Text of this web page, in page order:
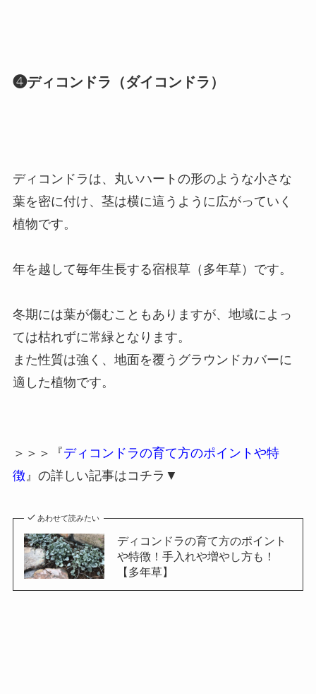
❹ディコンドラ（ダイコンドラ）
ディコンドラは、丸いハートの形のような小さな
葉を密に付け、茎は横に這うように広がっていく
植物です。
年を越して毎年生長する宿根草（多年草）です。
冬期には葉が傷むこともありますが、地域によっ
ては枯れずに常緑となります。
また性質は強く、地面を覆うグラウンドカバーに
適した植物です。
＞＞＞『ディコンドラの育て方のポイントや特
徴 』の詳しい記事はコチラ▼
あわせて読みたい
ディコンドラの育て方のポイント
や特徴！手入れや増やし方も！
【多年草】